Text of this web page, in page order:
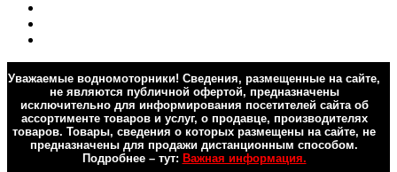
Уважаемые водномоторники! Сведения, размещенные на сайте,
не являются публичной офертой, предназначены
исключительно для информирования посетителей сайта об
ассортименте товаров и услуг, о продавце, производителях
товаров. Товары, сведения о которых размещены на сайте, не
предназначены для продажи дистанционным способом.
Подробнее – тут: Важная информация.